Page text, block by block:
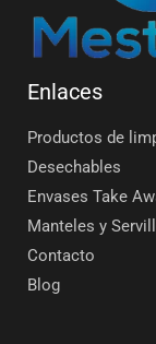
Enlaces
Productos de
Desechables
Envases Take
Manteles y
Contacto
Blog